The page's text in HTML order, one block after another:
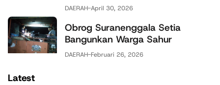
DAERAH-April 30, 2026
Obrog Suranenggala Setia
Bangunkan Warga Sahur
DAERAH-Februari 26, 2026
Latest